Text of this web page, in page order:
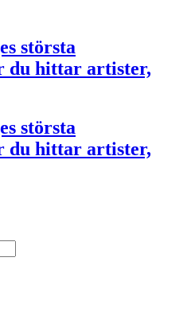
största
du hittar artister,
största
du hittar artister,